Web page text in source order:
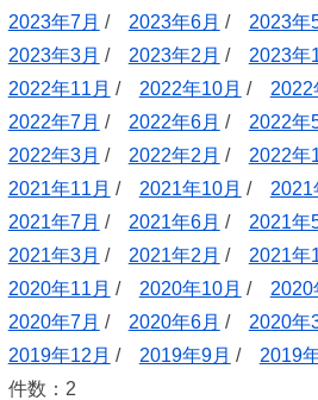
2023年7月 / 2023年6月 / 2023年
2023年3月 / 2023年2月 / 2023年
2022年11月 / 2022年10月 / 2022
2022年7月 / 2022年6月 / 2022年
2022年3月 / 2022年2月 / 2022年
2021年11月 / 2021年10月 / 2021
2021年7月 / 2021年6月 / 2021年
2021年3月 / 2021年2月 / 2021年
2020年11月 / 2020年10月 / 2020
2020年7月 / 2020年6月 / 2020年
2019年12月 / 2019年9月 / 2019
件数：2